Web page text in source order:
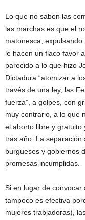
Lo que no saben las
las marchas es que el
matonesca,
le hacen un flaco favor
parecido a lo que hizo
Dictadura “atomizar a
través de una ley, las
fuerza”, a golpes, con
muy contrario, a lo que
el aborto libre y gratuito
tras año. La separación
burgueses y gobiernos
promesas incumplidas.
Si en lugar de
tampoco es efectiva
mujeres trabjadoras),